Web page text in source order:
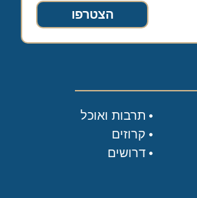
הצטרפו
תרבות ואוכל
קרוזים
דרושים